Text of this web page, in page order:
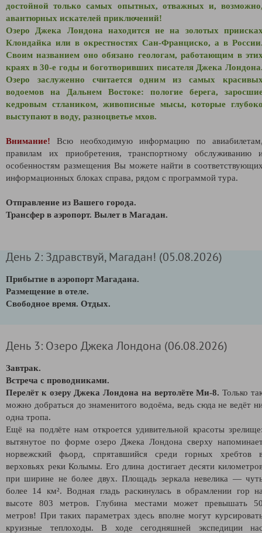
достойной только самых опытных, отважных и,
авантюрных искателей приключений!
Озеро Джека Лондона находится не на золотых
Клондайка или в окрестностях Сан-Франциско, а в
Своим названием оно обязано геологам, работающим в
краях в 30-е годы и боготворивших писателя Джека
Озеро заслуженно считается одним из самых
водоемов на Дальнем Востоке: пологие берега,
кедровым стлаником, живописные мысы, которые
выступают в воду, разноцветье мхов.
Внимание! Всю необходимую информацию по
правилам их приобретения, транспортному обслуживанию
особенностям размещения Вы можете найти в
информационных блоках справа, рядом с программой тура.
Отправление из Вашего города.
Трансфер в аэропорт. Вылет в Магадан.
День 2: Здравствуй, Магадан! (05.08.2026)
Прибытие в аэропорт Магадана.
Размещение в отеле.
Свободное время. Отдых.
День 3: Озеро Джека Лондона (06.08.2026)
Завтрак.
Встреча с проводниками.
Перелёт к озеру Джека Лондона на вертолёте Ми-8.Только
можно добраться до знаменитого водоёма, ведь сюда не ведёт
одна тропа.
Ещё на подлёте нам откроется удивительной красоты
вытянутое по форме озеро Джека Лондона сверху
норвежский фьорд, спрятавшийся среди горных хребтов
верховьях реки Колымы. Его длина достигает десяти
при ширине не более двух. Площадь зеркала невелика —
более 14 км². Водная гладь раскинулась в обрамлении гор
высоте 803 метров. Глубина местами может превышать
метров! При таких параметрах здесь вполне могут
круизные теплоходы. В ходе сегодняшней экспедиции